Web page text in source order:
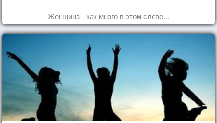
Женщина - как много в этом слове...